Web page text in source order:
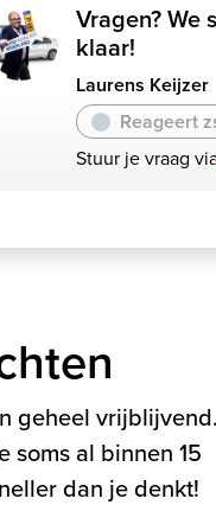
Vragen? We
klaar!
Laurens Keijzer
Reageert
Stuur je vraag
geheel vrijblijvend.
al binnen 15
dan je denkt!